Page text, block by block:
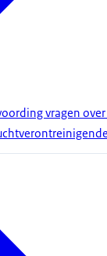
vragen